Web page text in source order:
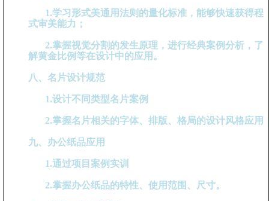
1.学习形式美通用法则的量化标准，能够快速获得程
式审美能力；
2.掌握视觉分割的发生原理，进行经典案例分析，了
解黄金比例等在设计中的应用。
八、名片设计规范
1.设计不同类型名片案例
2.掌握名片相关的字体、排版、格局的设计风格应用
九、办公纸品应用
1.通过项目案例实训
2.掌握办公纸品的特性、使用范围、尺寸。